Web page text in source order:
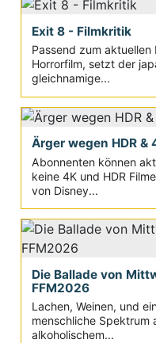
Exit 8 - Filmkritik
Passend zum
Horrorfilm, setzt der
gleichnamige...
Ärger wegen HDR &
Abonnenten können
keine 4K und HDR
von Disney...
Die Ballade von
FFM2026
Lachen, Weinen, und
menschliche Spektrum
alkoholischem...